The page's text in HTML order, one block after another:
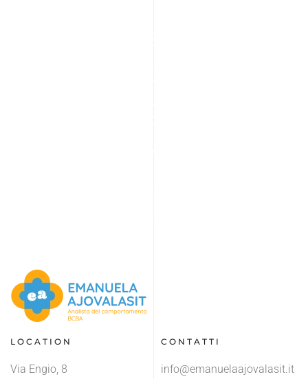
LOCATION
Via Engio, 8
CONTATTI
info@emanuelaajovalasit.it